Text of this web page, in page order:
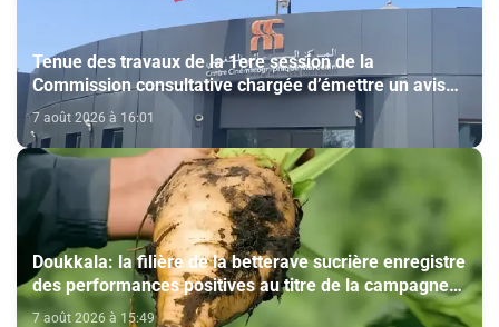
Tenue des travaux de la 1ere session de la
Commission consultative chargée d’émettre un avis
sur la délivrance de la carte du professionnel du
cinéma (CCM)
7 août 2026 à 16:01
Doukkala: la filière de la betterave sucrière enregistre
des performances positives au titre de la campagne
agricole 2025-2026
7 août 2026 à 15:49